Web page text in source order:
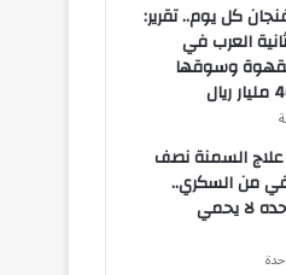
كل يوم.. تقرير:
العرب في
وسوقها
علاج السمنة نصف
من السكري..
لا يحمي